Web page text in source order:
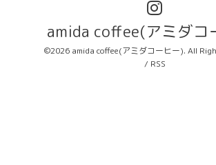
amida coffee(アミダコ
©2026 amida coffee(アミダコーヒー). All
/ RSS